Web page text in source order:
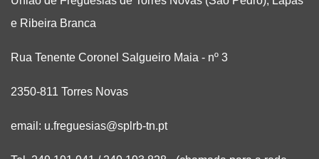
e Ribeira Branca
Rua Tenente Coronel Salgueiro Maia - nº 3
2350-811 Torres Novas
email: u.freguesias@splrb-tn.pt